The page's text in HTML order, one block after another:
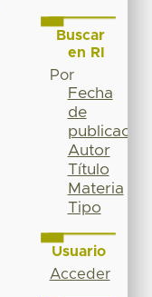
Buscar
en RI
Por
Fecha
de
publicación
Autor
Título
Materia
Tipo
Usuario
Acceder